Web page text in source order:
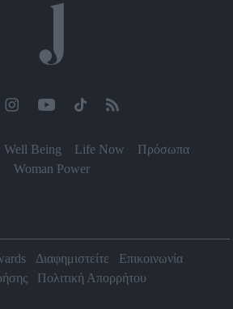
Well Being Life Now
Πρόσωπα
Woman Power
Διαφημιστείτε
Επικοινωνία
Πολιτική Απορρήτου